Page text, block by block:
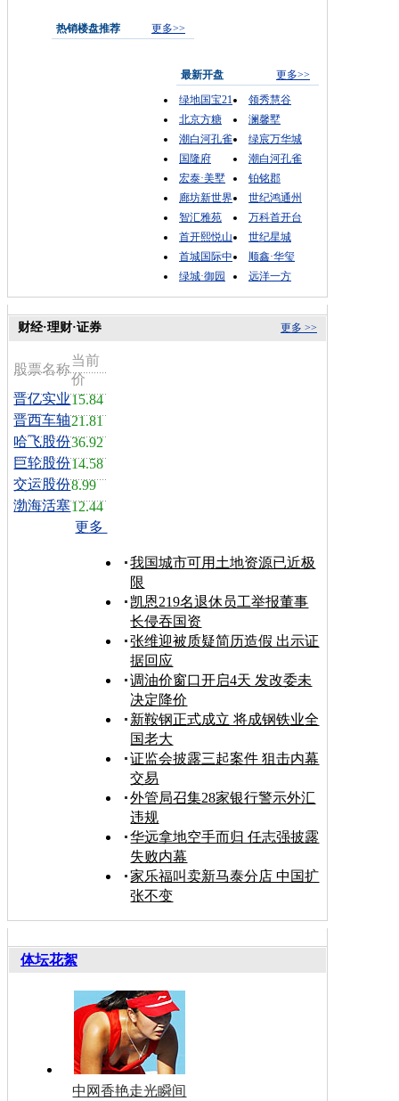
热销楼盘推荐 更多>>
最新开盘
更多>>
绿地国宝21
领秀慧谷
北京方糖
澜馨墅
潮白河孔雀
绿宸万华城
国隆府
潮白河孔雀
宏泰·美墅
铂铭郡
廊坊新世界
世纪鸿通州
智汇雅苑
万科首开台
首开熙悦山
世纪星城
首城国际中
顺鑫·华玺
绿城·御园
远洋一方
更多 >>
财经·理财·证券
股票名称
当前
价
晋亿实业15.84
晋西车轴21.81
哈飞股份36.92
巨轮股份14.58
交运股份8.99
渤海活塞12.44
更多
我国城市可用土地资源已近极
限
凯恩219名退休员工举报董事
长侵吞国资
张维迎被质疑简历造假 出示证
据回应
调油价窗口开启4天 发改委未
决定降价
新鞍钢正式成立 将成钢铁业全
国老大
证监会披露三起案件 狙击内幕
交易
外管局召集28家银行警示外汇
违规
华远拿地空手而归 任志强披露
失败内幕
家乐福叫卖新马泰分店 中国扩
张不变
体坛花絮
中网香艳走光瞬间